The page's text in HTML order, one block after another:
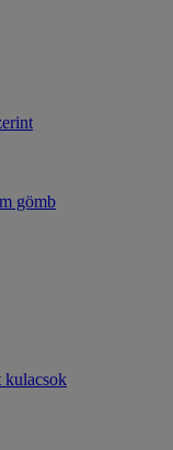
gömb
kulacsok